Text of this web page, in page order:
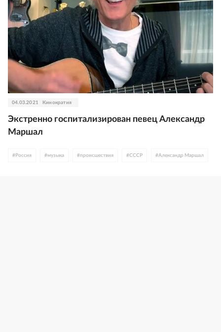
04.03.2021 Кинократия
Экстренно госпитализирован певец Александр
Маршал
# Россия #музыка #происшествия #СССР #Александр Маршал